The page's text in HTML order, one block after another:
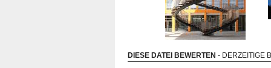
DIESE DATEI BEWERTEN - DERZEITIGE